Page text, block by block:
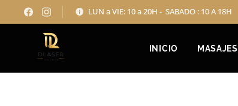
LUN a VIE: 10 a 20H - SABADO : 10 A 18H
INICIO MASAJES